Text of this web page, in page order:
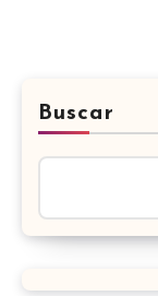
Buscar